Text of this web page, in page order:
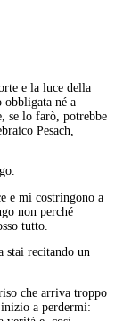
e la luce della
obbligata né a
se lo farò, potrebbe
Pesach,
e mi costringono a
non perché
tutto.
stai recitando un
che arriva troppo
a perdermi: